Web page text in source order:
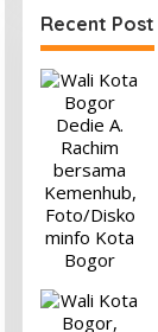
Recent Post